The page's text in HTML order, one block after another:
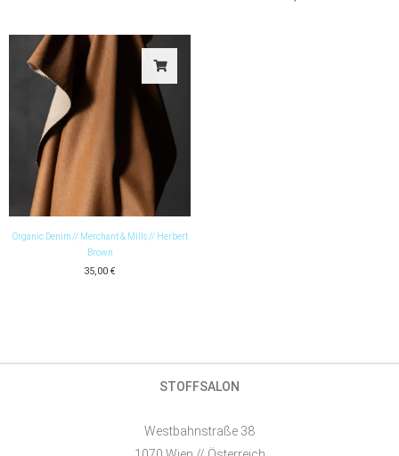
Organic Denim // Merchant & Mills // Herbert
Brown
35,00 €
STOFFSALON
Westbahnstraße 38